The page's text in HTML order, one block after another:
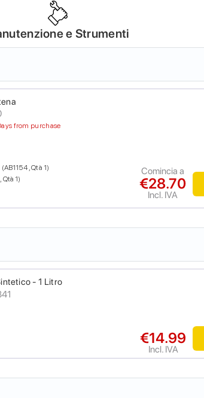
e Strumenti
from purchase
, Qtà 1)
1)
€28.70
Incl. IVA
Comincia a
- 1 Litro
€14.99
Incl. IVA